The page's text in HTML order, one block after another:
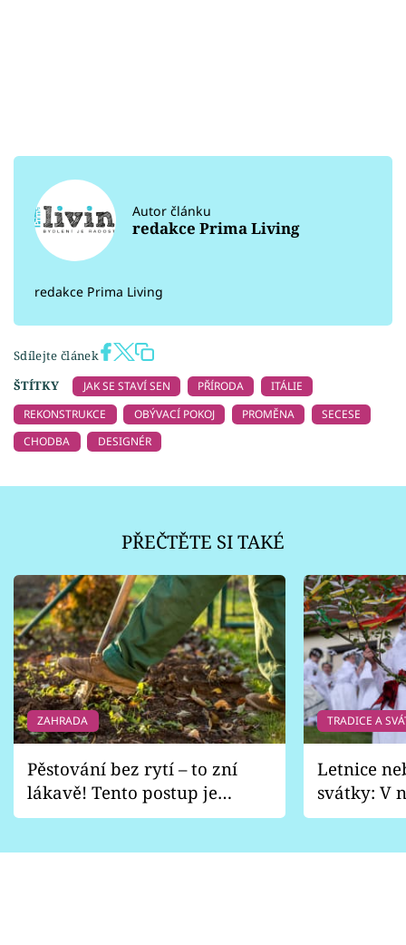
Autor článku
redakce Prima Living
redakce Prima Living
Sdílejte článek
ŠTÍTKY
JAK SE STAVÍ SEN PŘÍRODA
ITÁLIE
REKONSTRUKCE
OBÝVACÍ POKOJ PROMĚNA
SECESE
CHODBA
DESIGNÉR
PŘEČTĚTE SI TAKÉ
ZAHRADA
Pěstování bez rytí – to zní
lákavě! Tento postup je
vhodný jen pro některé
TRADICE A
Letnice
svátky: V
pondělí